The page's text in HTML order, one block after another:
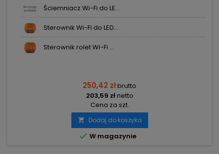
Ściemniacz Wi-Fi do LE...
Sterownik Wi-Fi do LED...
Sterownik rolet Wi-Fi ...
250,42 złbrutto
203,59 złnetto
Cena za szt.
 Dodaj do koszyka
 W magazynie